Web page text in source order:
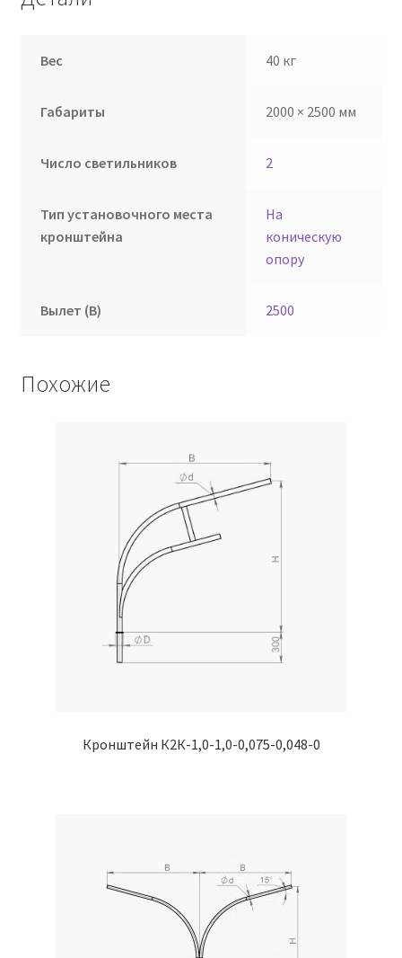
Вес 40 кг
Габариты 2000 × 2500 мм
Число светильников 2
Тип установочного места
кронштейна
На
коническую
опору
Вылет (В) 2500
Похожие
Кронштейн К2К-1,0-1,0-0,075-0,048-0